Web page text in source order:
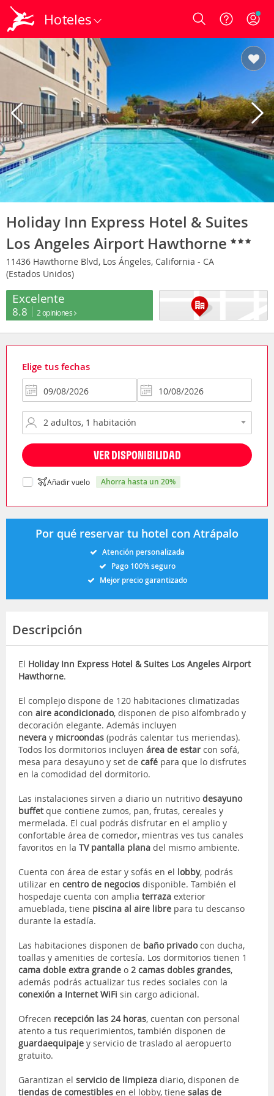
Hoteles Login
Holiday Inn Express Hotel & Suites
Los Angeles Airport Hawthorne
11436 Hawthorne Blvd, Los Ángeles, California - CA
(Estados Unidos)
Excelente
8.8 2 opiniones
Elige tus fechas
VER DISPONIBILIDAD
Añadir vuelo ahorra hasta un 20%
Por qué reservar tu hotel con Atrápalo
Atención personalizada
Pago 100% seguro
Mejor precio garantizado
Descripción
El Holiday Inn Express Hotel & Suites Los Angeles Airport
Hawthorne.
El complejo dispone de 120 habitaciones climatizadas
con aire acondicionado, disponen de piso alfombrado y
decoración elegante. Además incluyen
nevera y microondas (podrás calentar tus meriendas).
Todos los dormitorios incluyen área de estar con sofá,
mesa para desayuno y set de café para que lo disfrutes
en la comodidad del dormitorio.
Las instalaciones sirven a diario un nutritivo desayuno
buffetque contiene zumos, pan, frutas, cereales y
mermelada. El cual podrás disfrutar en el amplio y
confortable área de comedor, mientras ves tus canales
favoritos en la TV pantalla plana del mismo ambiente.
Cuenta con área de estar y sofás en el lobby, podrás
utilizar en centro de negocios disponible. También el
hospedaje cuenta con amplia terraza exterior
amueblada, tiene piscina al aire libre para tu descanso
durante la estadía.
Las habitaciones disponen de baño privadocon ducha,
toallas y amenities de cortesía. Los dormitorios tienen 1
cama doble extra grande o 2 camas dobles grandes,
además podrás actualizar tus redes sociales con la
conexión a Internet WiFi sin cargo adicional.
Ofrecen recepción las 24 horas, cuentan con personal
atento a tus requerimientos, también disponen de
guardaequipaje y servicio de traslado al aeropuerto
gratuito.
Garantizan el servicio de limpieza diario, disponen de
tiendas de comestibles en el lobby, tiene salas de